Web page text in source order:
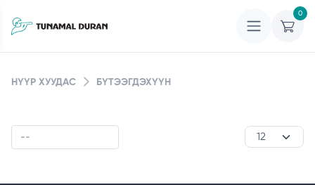
0
НҮҮР ХУУДАС БҮТЭЭГДЭХҮҮН